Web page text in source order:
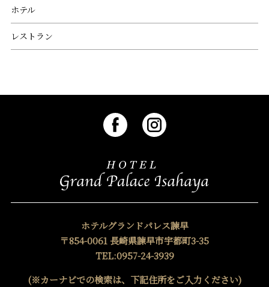
ホテル
レストラン
ホテルグランドパレス諫早
〒854-0061 長崎県諫早市宇都町3-35
TEL:0957-24-3939
(※カーナビでの検索は、下記住所をご入力ください)